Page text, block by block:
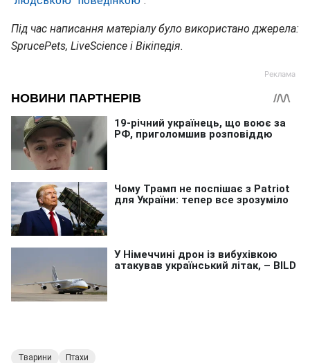
Під час написання матеріалу було використано джерела:
SprucePets, LiveScience і Вікіпедія.
Тварини Птахи